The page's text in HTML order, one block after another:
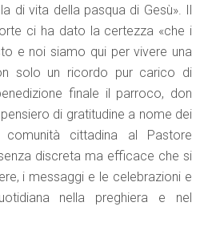
di vita della pasqua di Gesù». Il
ci ha dato la certezza «che i
e noi siamo qui per vivere una
solo un ricordo pur carico di
finale il parroco, don
di gratitudine a nome dei
cittadina al Pastore
discreta ma efficace che si
i messaggi e le celebrazioni e
nella preghiera e nel